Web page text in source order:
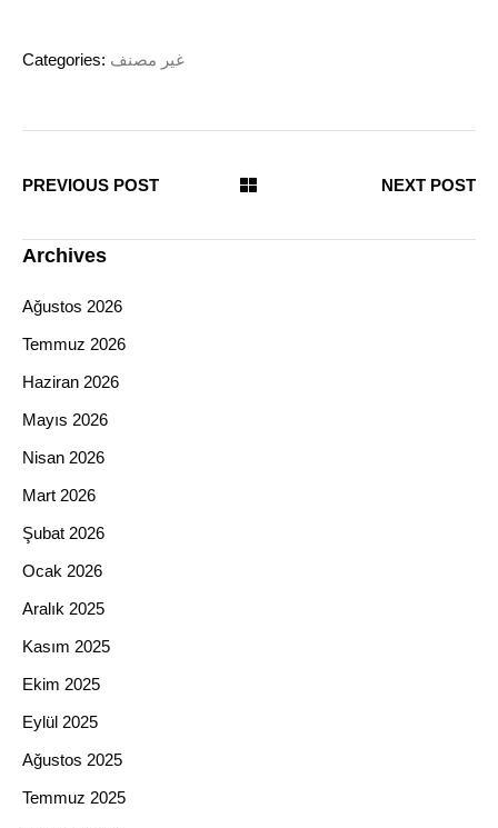
Categories: غير مصنف
PREVIOUS POST NEXT POST
Archives
Ağustos 2026
Temmuz 2026
Haziran 2026
Mayıs 2026
Nisan 2026
Mart 2026
Şubat 2026
Ocak 2026
Aralık 2025
Kasım 2025
Ekim 2025
Eylül 2025
Ağustos 2025
Temmuz 2025